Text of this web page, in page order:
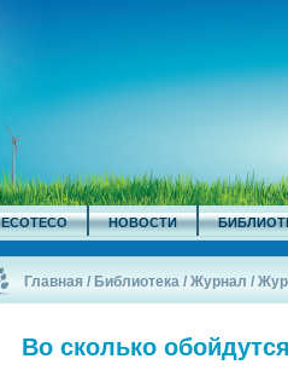
ECOTECO НОВОСТИ
Главная / Библиотека /Журнал /
Во сколько